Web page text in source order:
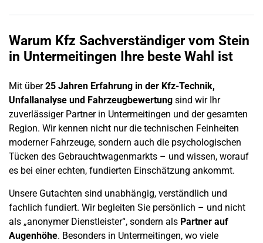
Warum Kfz Sachverständiger vom Stein
in Untermeitingen Ihre beste Wahl ist
Mit über25 Jahren Erfahrung in der Kfz-Technik,
Unfallanalyse und Fahrzeugbewertung sind wir Ihr
zuverlässiger Partner in Untermeitingen und der gesamten
Region. Wir kennen nicht nur die technischen Feinheiten
moderner Fahrzeuge, sondern auch die psychologischen
Tücken des Gebrauchtwagenmarkts – und wissen, worauf
es bei einer echten, fundierten Einschätzung ankommt.
Unsere Gutachten sind unabhängig, verständlich und
fachlich fundiert. Wir begleiten Sie persönlich – und nicht
als „anonymer Dienstleister“, sondern als Partner auf
Augenhöhe. Besonders in Untermeitingen, wo viele